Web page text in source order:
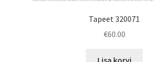
Tapeet 320071
€60.00